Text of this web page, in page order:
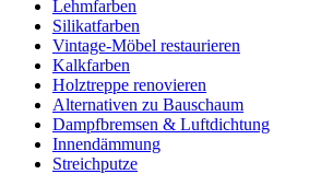
Lehmfarben
Silikatfarben
Vintage-Möbel restaurieren
Kalkfarben
Holztreppe renovieren
Alternativen zu Bauschaum
Dampfbremsen & Luftdichtung
Innendämmung
Streichputze